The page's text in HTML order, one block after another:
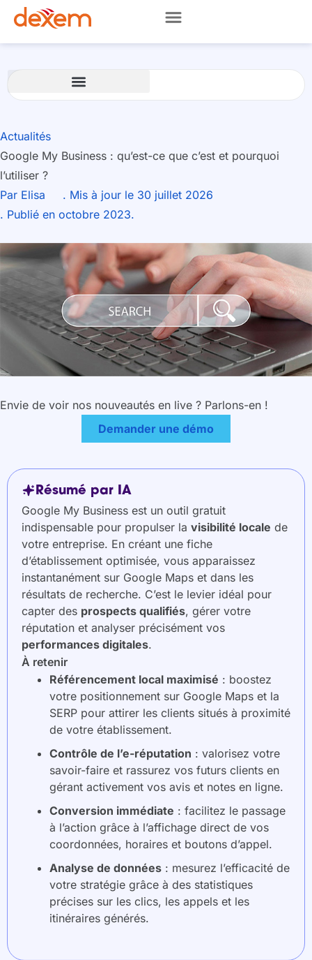
Actualités
Google My Business : qu’est-ce que c’est et pourquoi
l’utiliser ?
Par Elisa
. Mis à jour le 30 juillet 2026
. Publié en octobre 2023.
Envie de voir nos nouveautés en live ? Parlons-en !
Demander une démo
Résumé par IA
Google My Business est un outil gratuit
indispensable pour propulser la visibilité locale de
votre entreprise. En créant une fiche
d’établissement optimisée, vous apparaissez
instantanément sur Google Maps et dans les
résultats de recherche. C’est le levier idéal pour
capter des prospects qualifiés, gérer votre
réputation et analyser précisément vos
performances digitales.
À retenir
Référencement local maximisé : boostez
votre positionnement sur Google Maps et la
SERP pour attirer les clients situés à proximité
de votre établissement.
Contrôle de l’e-réputation : valorisez votre
savoir-faire et rassurez vos futurs clients en
gérant activement vos avis et notes en ligne.
Conversion immédiate : facilitez le passage
à l’action grâce à l’affichage direct de vos
coordonnées, horaires et boutons d’appel.
Analyse de données : mesurez l’efficacité de
votre stratégie grâce à des statistiques
précises sur les clics, les appels et les
itinéraires générés.